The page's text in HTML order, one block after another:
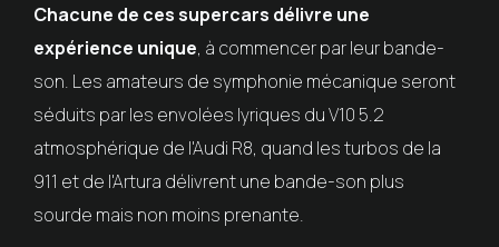
Chacune de ces supercars délivre une
expérience unique, à commencer par leur bande-
son. Les amateurs de symphonie mécanique seront
séduits par les envolées lyriques du V10 5.2
atmosphérique de l'Audi R8, quand les turbos de la
911 et de l'Artura délivrent une bande-son plus
sourde mais non moins prenante.